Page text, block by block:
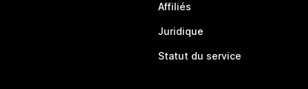
Affiliés
Juridique
Statut du service